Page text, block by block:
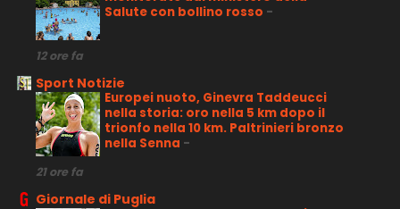
Salute con bollino rosso -
12 ore fa
Sport Notizie
Europei nuoto, Ginevra Taddeucci
nella storia: oro nella 5 km dopo il
trionfo nella 10 km. Paltrinieri bronzo
nella Senna -
21 ore fa
Giornale di Puglia